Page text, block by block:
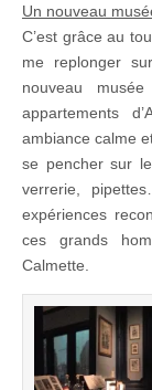
Un nouveau
C’est grâce au
me replonger
nouveau
appartements
ambiance calme
se pencher sur
verrerie,
expériences
ces grands
Calmette.